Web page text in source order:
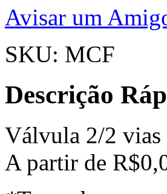
Avisar um
SKU: MCF
Descrição
Válvula 2/2 vias
A partir de